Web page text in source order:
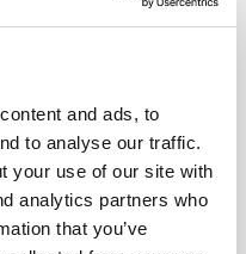
and ads, to
to analyse our traffic.
your use of our site with
analytics partners who
that you’ve